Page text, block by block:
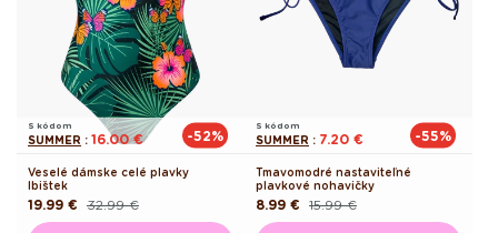
S kódom
SUMMER : 16.00 € -52%
Veselé dámske celé plavky
Ibištek
Pôvodná
cena
32.99 €
Akciová
cena
19.99 €
S kódom
SUMMER : 7.20 € -55%
Tmavomodré nastaviteľné
plavkové nohavičky
Pôvodná
cena
15.99 €
Akciová
cena
8.99 €